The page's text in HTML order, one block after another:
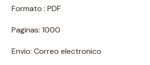
Formato : PDF
Paginas: 1000
Envio: Correo electronico